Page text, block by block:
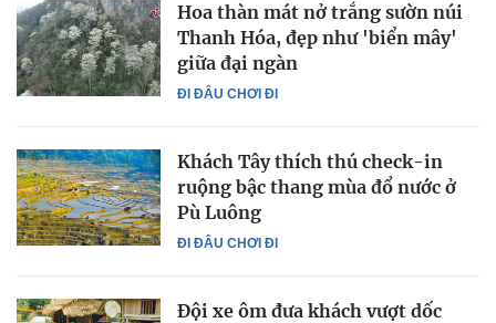
ĐI ĐÂU CHƠI ĐI
Hoa thàn mát nở trắng sườn núi
Thanh Hóa, đẹp như 'biển mây'
giữa đại ngàn
ĐI ĐÂU CHƠI ĐI
Khách Tây thích thú check-in
ruộng bậc thang mùa đổ nước ở
Pù Luông
Đội xe ôm đưa khách vượt dốc